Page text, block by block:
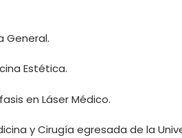
General.
Estética.
en Láser Médico.
y Cirugía egresada de la